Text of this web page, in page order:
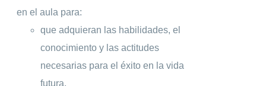
en el aula para:
que adquieran las habilidades, el
conocimiento y las actitudes
necesarias para el éxito en la vida
futura.